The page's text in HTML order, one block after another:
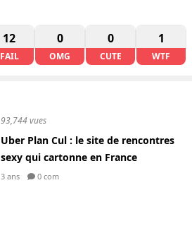
12
FAIL
0
OMG
0
CUTE
1
WTF
93,744 vues
Uber Plan Cul : le site de rencontres
sexy qui cartonne en France
3 ans 0 com